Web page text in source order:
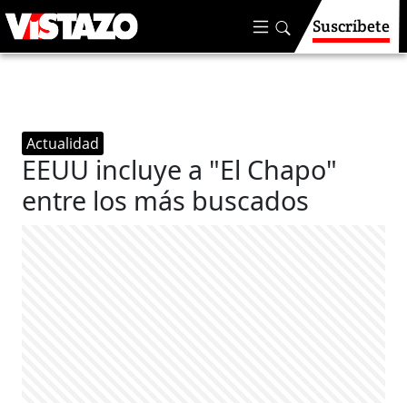
Suscríbete
Actualidad
EEUU incluye a "El Chapo"
entre los más buscados